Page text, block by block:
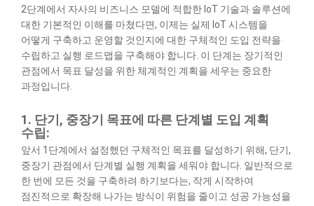
2단계에서 자사의 비즈니스 모델에 적합한 IoT 기술과 솔루션에
대한 기본적인 이해를 마쳤다면, 이제는 실제 IoT 시스템을
어떻게 구축하고 운영할 것인지에 대한 구체적인 도입 전략을
수립하고 실행 로드맵을 구축해야 합니다. 이 단계는 장기적인
관점에서 목표 달성을 위한 체계적인 계획을 세우는 중요한
과정입니다.
1. 단기, 중장기 목표에 따른 단계별 도입 계획
수립:
앞서 1단계에서 설정했던 구체적인 목표를 달성하기 위해, 단기,
중장기 관점에서 단계별 실행 계획을 세워야 합니다. 일반적으로
한 번에 모든 것을 구축하려 하기보다는, 작게 시작하여
점진적으로 확장해 나가는 방식이 위험을 줄이고 성공 가능성을